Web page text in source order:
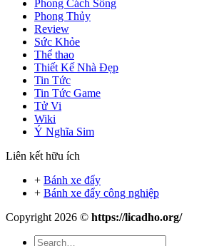
Phong Cách Sống
Phong Thủy
Review
Sức Khỏe
Thể thao
Thiết Kế Nhà Đẹp
Tin Tức
Tin Tức Game
Tử Vi
Wiki
Ý Nghĩa Sim
Liên kết hữu ích
+ Bánh xe đẩy
+ Bánh xe đẩy công nghiệp
Copyright 2026 © https://licadho.org/